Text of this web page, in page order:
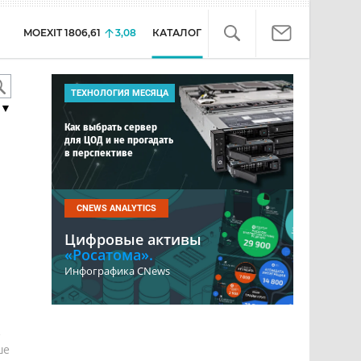
MOEXIT 1806,61 3,08 КАТАЛОГ
ТЕХНОЛОГИЯ МЕСЯЦА
Как выбрать сервер
для ЦОД и не прогадать
в перспективе
CNEWS ANALYTICS
Цифровые активы
«Росатома».
Инфографика CNews